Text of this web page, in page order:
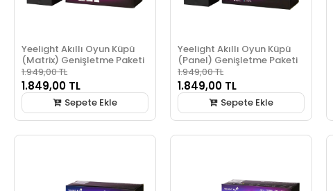
Yeelight Akıllı Oyun Küpü
(Matrix) Genişletme Paketi
1.949,00 TL
1.849,00 TL
Sepete Ekle
Yeelight Akıllı Oyun Küpü
(Panel) Genişletme Paketi
1.949,00 TL
1.849,00 TL
Sepete Ekle